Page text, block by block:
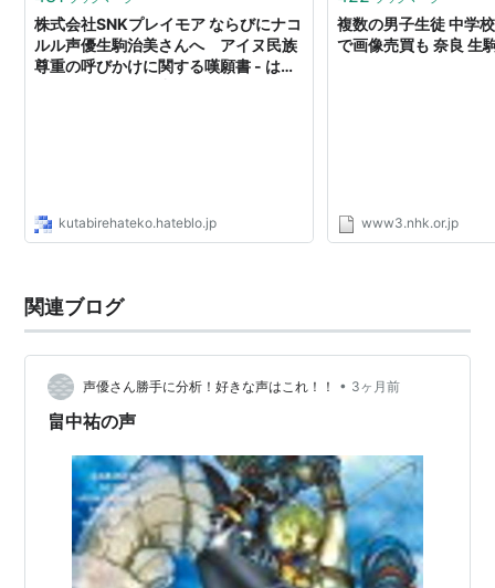
株式会社SNKプレイモア ならびにナコ
ルル声優生駒治美さんへ アイヌ民族
尊重の呼びかけに関する嘆願書 - はて
kutabirehateko.hateblo.jp
複数の男子生徒 中学
で画像売買も 奈良 生
www3.nhk.or.jp
関連ブログ
声優さん勝手に分析！好きな声はこれ！！ • 3ヶ月前
畠中祐の声